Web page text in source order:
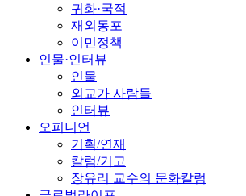
귀화·국적
재외동포
이민정책
인물·인터뷰
인물
외교가 사람들
인터뷰
오피니언
기획/연재
칼럼/기고
장유리 교수의 문화칼럼